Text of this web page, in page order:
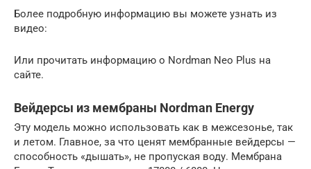
Более подробную информацию вы можете узнать из
видео:
Или прочитать информацию о Nordman Neo Plus на
сайте.
Вейдерсы из мембраны Nordman Energy
Эту модель можно использовать как в межсезонье, так
и летом. Главное, за что ценят мембранные вейдерсы —
способность «дышать», не пропуская воду. Мембрана